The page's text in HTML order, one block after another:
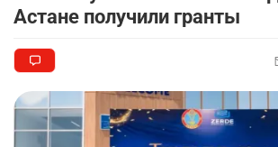
Астане получили гранты